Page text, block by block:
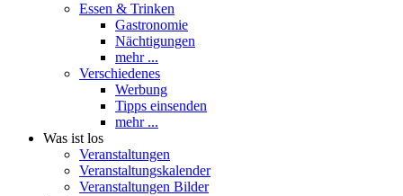
Essen & Trinken
Gastronomie
Nächtigungen
mehr ...
Verschiedenes
Werbung
Tipps einsenden
mehr ...
Was ist los
Veranstaltungen
Veranstaltungskalender
Veranstaltungen Bilder